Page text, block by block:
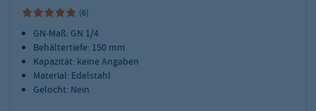
(6)
GN-Maß: GN 1/4
Behältertiefe: 150 mm
Kapazität: keine Angaben
Material: Edelstahl
Gelocht: Nein